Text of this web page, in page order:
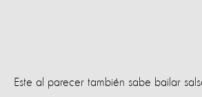
Este al parecer también sabe bailar